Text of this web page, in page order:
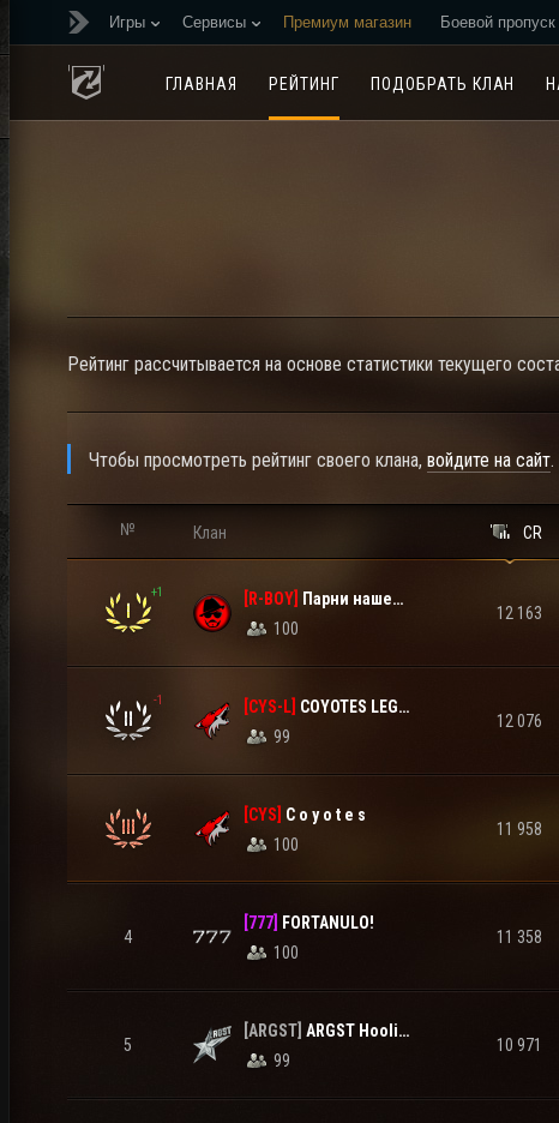
Игры Сервисы Премиум магазин Боевой пропуск
ГЛАВНАЯ РЕЙТИНГ ПОДОБРАТЬ КЛАН
Рейтинг рассчитывается на основе статистики текущего
Чтобы просмотреть рейтинг своего клана, войдите на сайт.
№ Клан CR
+1 [R-BOY]
Парни нашего времени
100
12 163
-1 [CYS-L] COYOTES LEGACY
99
12 076
[CYS] C o y o t e s
100
11 958
4
[777]
FORTANULO!
100
11 358
5
[ARGST] ARGST Hooligan's
99
10 971